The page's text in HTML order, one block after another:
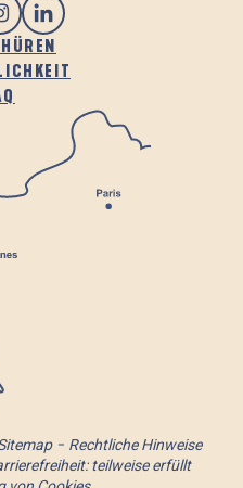
Rechtliche Hinweise
teilweise erfüllt